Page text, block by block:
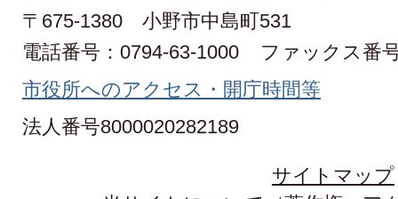
〒675-1380 小野市中島町531
電話番号：0794-63-1000
ファックス番
市役所へのアクセス・開庁時間等
法人番号8000020282189
サイトマップ